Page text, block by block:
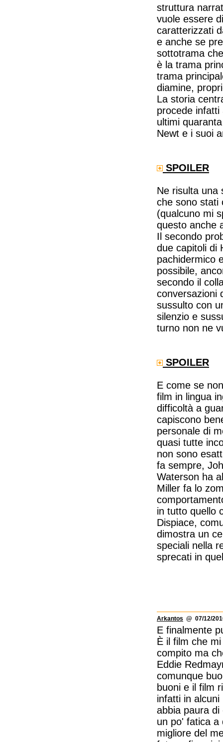
struttura
vuole essere
caratterizzati
e anche se
sottotrama
è la trama
trama
diamine,
La storia
procede infatti
ultimi
Newt e i suoi
SPOILER
Ne risulta una
che sono stati
(qualcuno mi
questo anche
Il secondo
due capitoli di
pachidermico
possibile,
secondo il
conversazioni
sussulto con
silenzio e
turno non ne
SPOILER
E come se
film in lingua
difficoltà a
capiscono
personale di
quasi tutte
non sono
fa sempre,
Waterson ha
Miller fa lo
in tutto quello
Dispiace,
dimostra un
speciali nella
sprecati in
Arkantos @ 07/12/
E finalmente
È il film che
compito ma
Eddie
comunque
buoni e il film
infatti in
abbia paura
un po' fatica a
migliore del